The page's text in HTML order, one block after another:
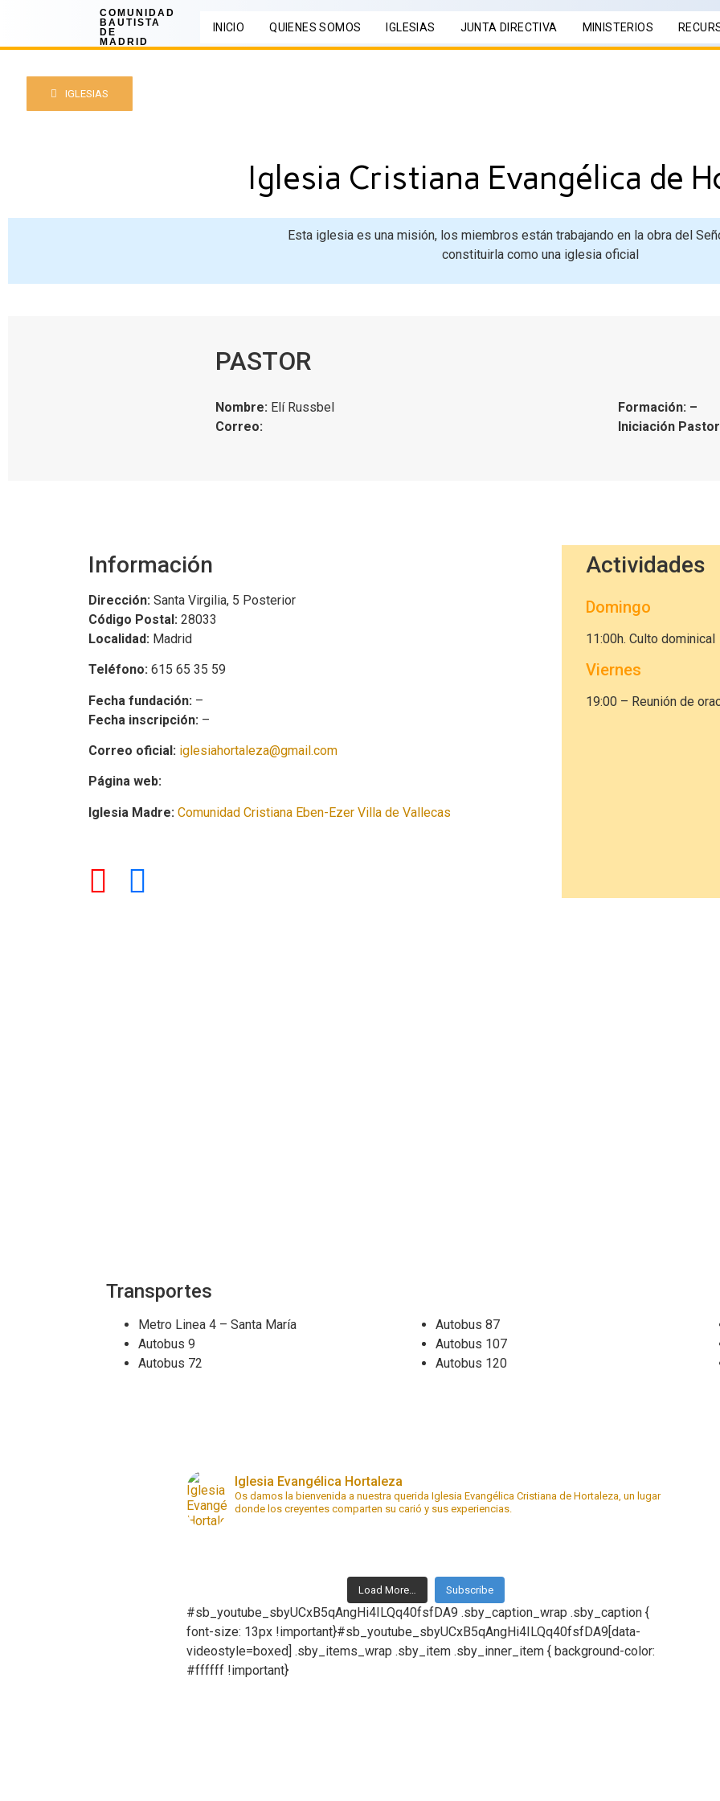
COMUNIDAD
BAUTISTA
DE
MADRID
INICIO QUIENES SOMOS IGLESIAS JUNTA DIRECTIVA MINISTERIOS
IGLESIAS
Iglesia Cristiana Evangélica de
Esta iglesia es una misión, los miembros están trabajando en la obra del
constituirla como una iglesia oficial
PASTOR
Nombre: Elí Russbel
Correo:
Formación: –
Iniciación
Información
Dirección: Santa Virgilia, 5 Posterior
Código Postal: 28033
Localidad: Madrid
Teléfono: 615 65 35 59
Fecha fundación: –
Fecha inscripción: –
Correo oficial: iglesiahortaleza@gmail.com
Página web:
Iglesia Madre: Comunidad Cristiana Eben-Ezer Villa de Vallecas
Actividades
Domingo
11:00h. Culto dominical
Viernes
19:00 – Reunión de
Transportes
Metro Linea 4 – Santa María
Autobus 9
Autobus 72
Autobus 87
Autobus 107
Autobus 120
Iglesia Evangélica Hortaleza
Os damos la bienvenida a nuestra querida Iglesia Evangélica Cristiana de Hortaleza, un lugar
donde los creyentes comparten su carió y sus experiencias.
Load More… Subscribe
#sb_youtube_sbyUCxB5qAngHi4ILQq40fsfDA9 .sby_caption_wrap .sby_caption {
font-size: 13px !important}#sb_youtube_sbyUCxB5qAngHi4ILQq40fsfDA9[data-
videostyle=boxed] .sby_items_wrap .sby_item .sby_inner_item { background-color:
#ffffff !important}